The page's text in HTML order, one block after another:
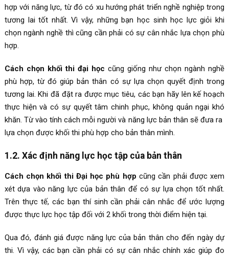
hợp với năng lực, từ đó có xu hướng phát triển nghề nghiệp trong
tương lai tốt nhất. Vì vậy, những bạn học sinh học lực giỏi khi
chọn ngành nghề thì cũng cần phải có sự cân nhắc lựa chọn phù
hợp.
Cách chọn khối thi đại học cũng giống như chọn ngành nghề
phù hợp, từ đó giúp bản thân có sự lựa chọn quyết định trong
tương lai. Khi đã đặt ra được mục tiêu, các bạn hãy lên kế hoạch
thực hiện và có sự quyết tâm chinh phục, không quản ngại khó
khăn. Từ vào tính cách mỗi người và năng lực bản thân sẽ đưa ra
lựa chọn được khối thi phù hợp cho bản thân mình.
1.2. Xác định năng lực học tập của bản thân
Cách chọn khối thi Đại học phù hợp cũng cần phải được xem
xét dựa vào năng lực của bản thân để có sự lựa chọn tốt nhất.
Trên thực tế, các bạn thí sinh cần phải cân nhắc để ước lượng
được thực lực học tập đối với 2 khối trong thời điểm hiện tại.
Qua đó, đánh giá được năng lực của bản thân cho đến ngày dự
thi. Vì vậy, các bạn cần phải có sự cân nhắc chính xác giúp đo